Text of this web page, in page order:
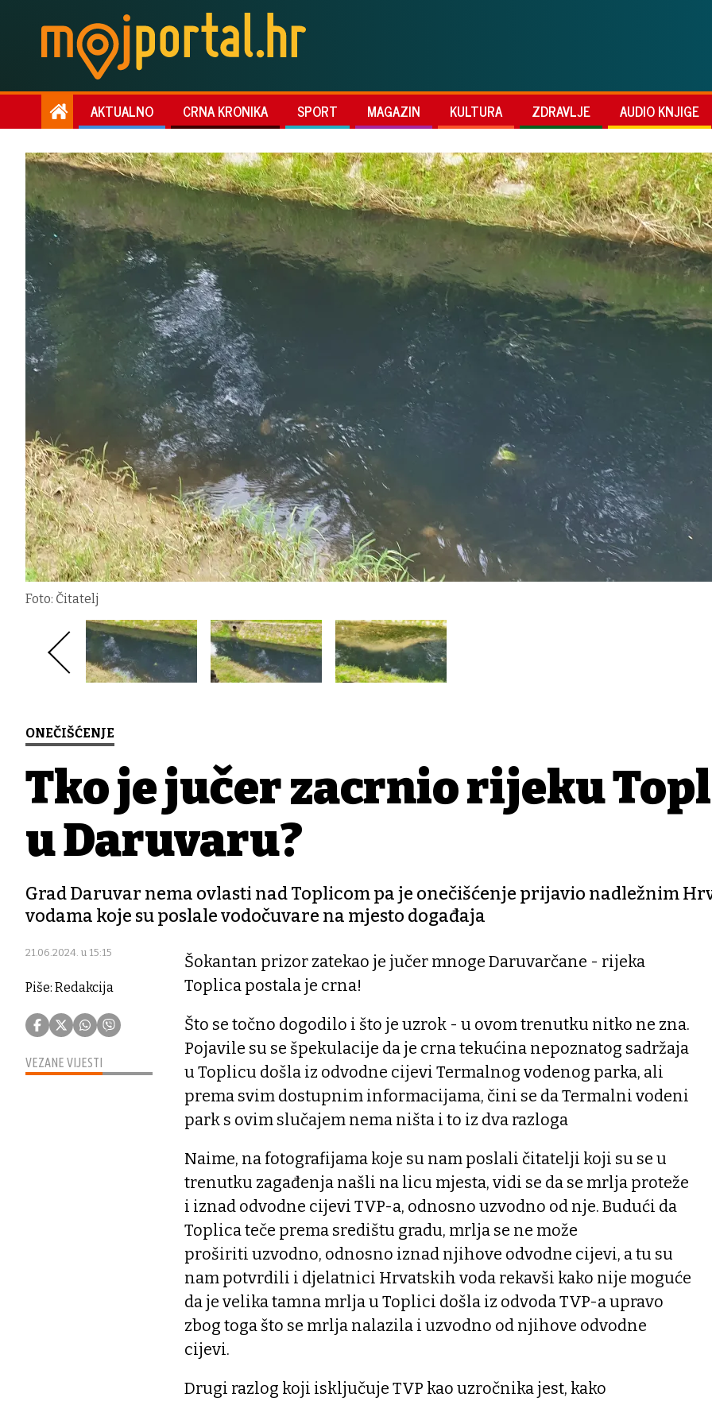
AKTUALNO CRNA KRONIKA SPORT MAGAZIN KULTURA ZDRAVLJE AUDIO KNJIGE
Foto: Čitatelj
ONEČIŠĆENJE
Tko je jučer zacrnio rijeku
u Daruvaru?
Grad Daruvar nema ovlasti nad Toplicom pa je onečišćenje prijavio nadležnim
vodama koje su poslale vodočuvare na mjesto događaja
21.06.2024. u 15:15
Piše: Redakcija
VEZANE VIJESTI
Šokantan prizor zatekao je jučer mnoge Daruvarčane - rijeka
Toplica postala je crna!
Što se točno dogodilo i što je uzrok - u ovom trenutku nitko ne zna.
Pojavile su se špekulacije da je crna tekućina nepoznatog sadržaja
u Toplicu došla iz odvodne cijevi Termalnog vodenog parka, ali
prema svim dostupnim informacijama, čini se da Termalni vodeni
park s ovim slučajem nema ništa i to iz dva razloga
Naime, na fotografijama koje su nam poslali čitatelji koji su se u
trenutku zagađenja našli na licu mjesta, vidi se da se mrlja proteže
i iznad odvodne cijevi TVP-a, odnosno uzvodno od nje. Budući da
Toplica teče prema središtu gradu, mrlja se ne može
proširiti uzvodno, odnosno iznad njihove odvodne cijevi, a tu su
nam potvrdili i djelatnici Hrvatskih voda rekavši kako nije moguće
da je velika tamna mrlja u Toplici došla iz odvoda TVP-a upravo
zbog toga što se mrlja nalazila i uzvodno od njihove odvodne
cijevi.
Drugi razlog koji isključuje TVP kao uzročnika jest, kako